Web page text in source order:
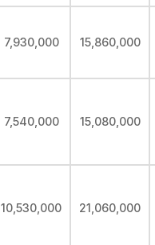
7,930,000 15,860,000
7,540,000 15,080,000
10,530,000 21,060,000